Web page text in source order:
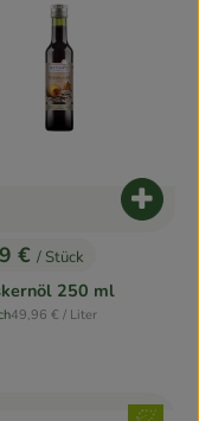
hinzufügen
€ / Stück
250 ml
, Referenzpreis:
49,96 € / Liter
, Verband: